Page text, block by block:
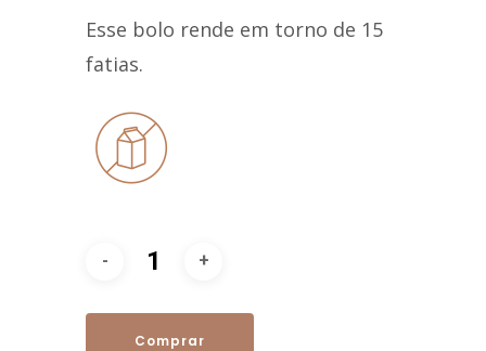
Esse bolo rende em torno de 15
fatias.
Comprar